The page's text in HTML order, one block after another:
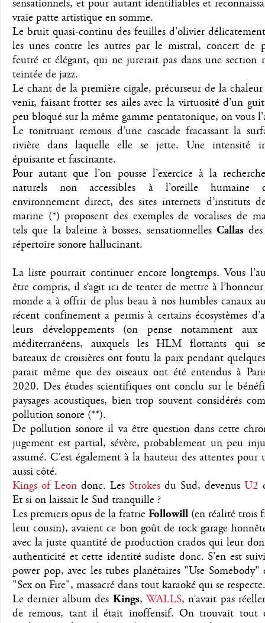
sensationnels, et pour autant identifiables et
vraie patte artistique en somme.
Le bruit quasi-continu des feuilles d’olivier délicatement
les unes contre les autres par le mistral, concert de
feutré et élégant, qui ne jurerait pas dans une section
teintée de jazz.
Le chant de la première cigale, précurseur de la chaleur
venir, faisant frotter ses ailes avec la virtuosité d’un
peu bloqué sur la même gamme pentatonique, on vous
Le tonitruant remous d’une cascade fracassant la
rivière dans laquelle elle se jette. Une intensité
épuisante et fascinante.
Pour autant que l’on pousse l’exercice à la
naturels non accessibles à l’oreille humaine
environnement direct, des sites internets d’instituts
marine (*) proposent des exemples de vocalises de
tels que la baleine à bosses, sensationnelles Callasdes
répertoire sonore hallucinant.
La liste pourrait continuer encore longtemps. Vous
être compris, il s’agit ici de tenter de mettre à
monde a à offrir de plus beau à nos humbles canaux
récent confinement a permis à certains écosystèmes
leurs développements (on pense notamment aux
méditerranéens, auxquels les HLM flottants qui
bateaux de croisières ont foutu la paix pendant
parait même que des oiseaux ont été entendus à
2020. Des études scientifiques ont conclu sur le
paysages acoustiques, bien trop souvent considérés
pollution sonore (**).
De pollution sonore il va être question dans cette
jugement est partial, sévère, probablement un peu
assumé. C’est également à la hauteur des attentes pour
aussi côté.
Kings of Leondonc. Les Strokesdu Sud, devenus U2
Et si on laissait le Sud tranquille ?
Les premiers opus de la fratrieFollowill (en réalité trois
leur cousin), avaient ce bon goût de rock garage
avec la juste quantité de production crados qui leur
authenticité et cette identité sudiste donc. S’en est
power pop, avec les tubes planétaires "Use
"Sex on Fire", massacré dans tout karaoké qui se respecte.
Le dernier album des Kings, WALLS, n’avait pas
de remous, tant il était inoffensif. On trouvait tout